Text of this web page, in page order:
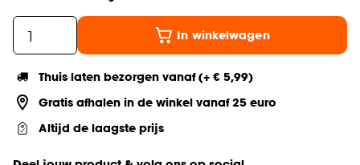
In winkelwagen
Thuis laten bezorgen vanaf (+ € 5,99)
Gratis afhalen in de winkel vanaf 25 euro
Altijd de laagste prijs